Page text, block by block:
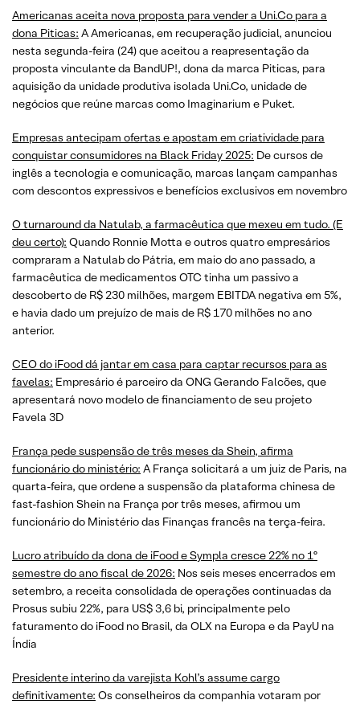
Americanas aceita nova proposta para vender a Uni.Co para a
dona Piticas: A Americanas, em recuperação judicial, anunciou
nesta segunda-feira (24) que aceitou a reapresentação da
proposta vinculante da BandUP!, dona da marca Piticas, para
aquisição da unidade produtiva isolada Uni.Co, unidade de
negócios que reúne marcas como Imaginarium e Puket.
Empresas antecipam ofertas e apostam em criatividade para
conquistar consumidores na Black Friday 2025: De cursos de
inglês a tecnologia e comunicação, marcas lançam campanhas
com descontos expressivos e benefícios exclusivos em novembro
O turnaround da Natulab, a farmacêutica que mexeu em tudo. (E
deu certo): Quando Ronnie Motta e outros quatro empresários
compraram a Natulab do Pátria, em maio do ano passado, a
farmacêutica de medicamentos OTC tinha um passivo a
descoberto de R$ 230 milhões, margem EBITDA negativa em 5%,
e havia dado um prejuízo de mais de R$ 170 milhões no ano
anterior.
CEO do iFood dá jantar em casa para captar recursos para as
favelas: Empresário é parceiro da ONG Gerando Falcões, que
apresentará novo modelo de financiamento de seu projeto
Favela 3D
França pede suspensão de três meses da Shein, afirma
funcionário do ministério: A França solicitará a um juiz de Paris, na
quarta-feira, que ordene a suspensão da plataforma chinesa de
fast-fashion Shein na França por três meses, afirmou um
funcionário do Ministério das Finanças francês na terça-feira.
Lucro atribuído da dona de iFood e Sympla cresce 22% no 1º
semestre do ano fiscal de 2026: Nos seis meses encerrados em
setembro, a receita consolidada de operações continuadas da
Prosus subiu 22%, para US$ 3,6 bi, principalmente pelo
faturamento do iFood no Brasil, da OLX na Europa e da PayU na
Índia
Presidente interino da varejista Kohl’s assume cargo
definitivamente: Os conselheiros da companhia votaram por